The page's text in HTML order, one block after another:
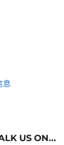
息
US ON...